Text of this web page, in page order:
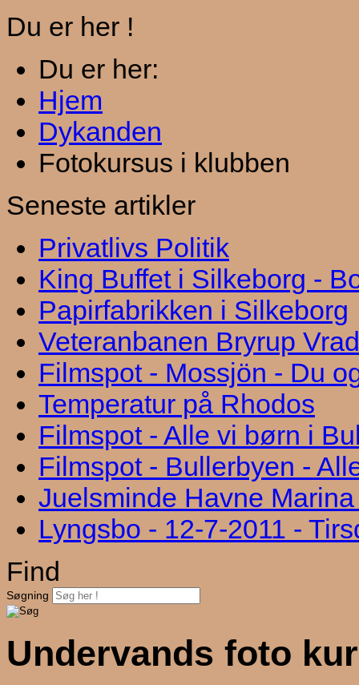
Du er her !
Du er her:
Hjem
Dykanden
Fotokursus i klubben
Seneste artikler
Privatlivs Politik
King Buffet i Silkeborg -
Papirfabrikken i Silkeborg
Veteranbanen Bryrup
Filmspot - Mossjön - Du
Temperatur på Rhodos
Filmspot - Alle vi børn i
Filmspot - Bullerbyen -
Juelsminde Havne
Lyngsbo - 12-7-2011 -
Find
Søgning
Undervands foto